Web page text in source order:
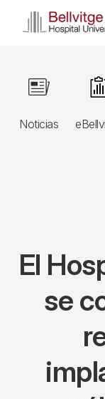
principal
3r
Noticias
Image
El
se